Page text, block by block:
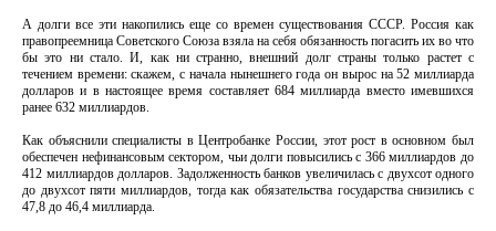
А долги все эти накопились еще со времен существования СССР. Россия как
правопреемница Советского Союза взяла на себя обязанность погасить их во что
бы это ни стало. И, как ни странно, внешний долг страны только растет с
течением времени: скажем, с начала нынешнего года он вырос на 52 миллиарда
долларов и в настоящее время составляет 684 миллиарда вместо имевшихся
ранее 632 миллиардов.
Как объяснили специалисты в Центробанке России, этот рост в основном был
обеспечен нефинансовым сектором, чьи долги повысились с 366 миллиардов до
412 миллиардов долларов. Задолженность банков увеличилась с двухсот одного
до двухсот пяти миллиардов, тогда как обязательства государства снизились с
47,8 до 46,4 миллиарда.